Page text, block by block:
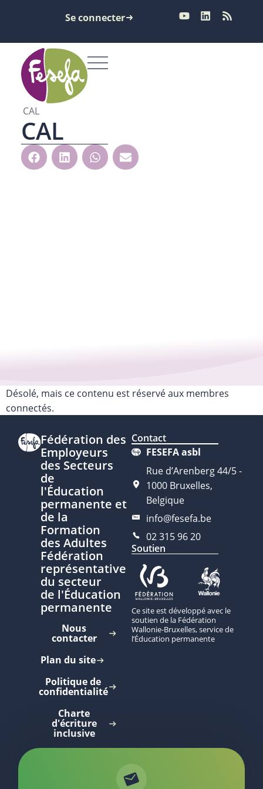
Se connecter
CAL
CAL
Désolé, mais ce contenu est réservé aux membres
connectés.
Fédération des
Employeurs
des Secteurs
de
l'Éducation
permanente et
de la
Formation
des Adultes
Fédération
représentative
du secteur
de l'Éducation
permanente
Nous
contacter
Plan du site
Politique de
confidentialité
Charte
d'écriture
inclusive
Contact
FESEFA asbl
Rue d’Arenberg 44/5 -
1000 Bruxelles,
Belgique
info@fesefa.be
02 315 96 20
Soutien
Ce site est développé avec le
soutien de la Fédération
Wallonie-Bruxelles, service de
l’Éducation permanente